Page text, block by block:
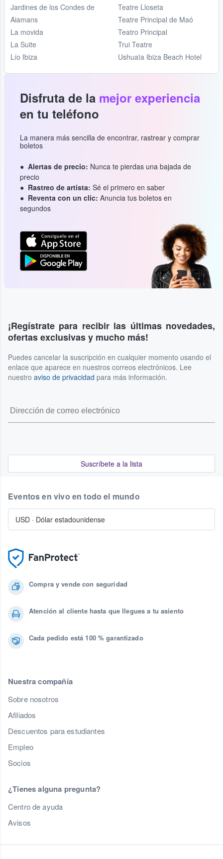
Jardines de los Condes de
Aiamans
La movida
La Suite
Lío Ibiza
Teatre Lloseta
Teatre Principal de Maó
Teatro Principal
Trui Teatre
Ushuaïa Ibiza Beach Hotel
Disfruta de la mejor experiencia
en tu teléfono
La manera más sencilla de encontrar, rastrear y comprar
boletos
Alertas de precio: Nunca te pierdas una bajada de
precio
Rastreo de artista: Sé el primero en saber
Reventa con un clic: Anuncia tus boletos en
segundos
¡Regístrate para recibir las últimas novedades,
ofertas exclusivas y mucho más!
Puedes cancelar la suscripción en cualquier momento usando el
enlace que aparece en nuestros correos electrónicos. Lee
nuestro aviso de privacidad para más información.
Suscríbete a la lista
Compra y vende con seguridad
Atención al cliente hasta que llegues a tu asiento
Cada pedido está 100 % garantizado
Nuestra compañía
Sobre nosotros
Afiliados
Descuentos para estudiantes
Empleo
Socios
¿Tienes alguna pregunta?
Centro de ayuda
Avisos
Eventos en vivo en todo el mundo
USD · Dólar estadounidense